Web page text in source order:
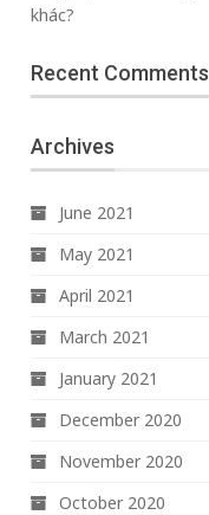
khác?
Recent Comments
Archives
June 2021
May 2021
April 2021
March 2021
January 2021
December 2020
November 2020
October 2020